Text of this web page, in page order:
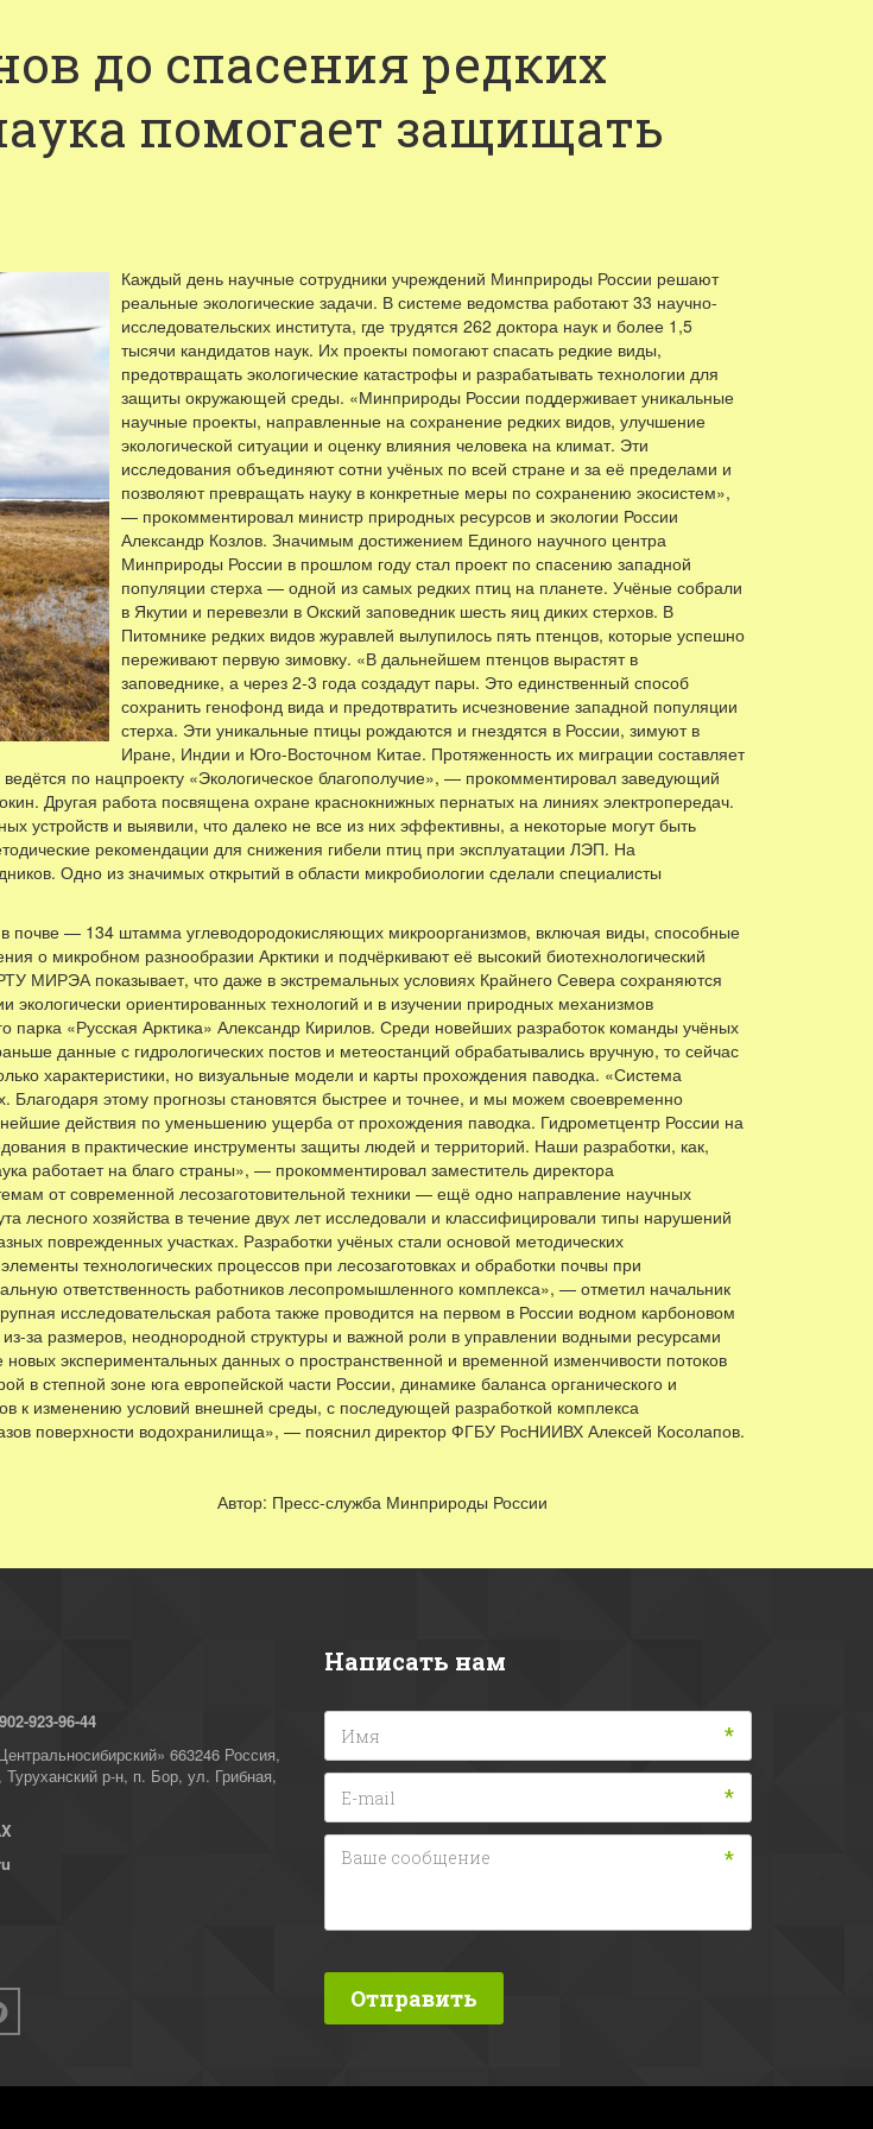
до спасения редких
помогает защищать
Каждый день научные сотрудники учреждений Минприроды России решают
реальные экологические задачи. В системе ведомства работают 33 научно-
исследовательских института, где трудятся 262 доктора наук и более 1,5
тысячи кандидатов наук. Их проекты помогают спасать редкие виды,
предотвращать экологические катастрофы и разрабатывать технологии для
защиты окружающей среды. «Минприроды России поддерживает уникальные
научные проекты, направленные на сохранение редких видов, улучшение
экологической ситуации и оценку влияния человека на климат. Эти
исследования объединяют сотни учёных по всей стране и за её пределами и
позволяют превращать науку в конкретные меры по сохранению экосистем»,
— прокомментировал министр природных ресурсов и экологии России
Александр Козлов. Значимым достижением Единого научного центра
Минприроды России в прошлом году стал проект по спасению западной
популяции стерха — одной из самых редких птиц на планете. Учёные собрали
в Якутии и перевезли в Окский заповедник шесть яиц диких стерхов. В
Питомнике редких видов журавлей вылупилось пять птенцов, которые успешно
переживают первую зимовку. «В дальнейшем птенцов вырастят в
заповеднике, а через 2-3 года создадут пары. Это единственный способ
сохранить генофонд вида и предотвратить исчезновение западной популяции
стерха. Эти уникальные птицы рождаются и гнездятся в России, зимуют в
Иране, Индии и Юго-Восточном Китае. Протяженность их миграции составляет
по нацпроекту «Экологическое благополучие», — прокомментировал заведующий
Другая работа посвящена охране краснокнижных пернатых на линиях электропередач.
устройств и выявили, что далеко не все из них эффективны, а некоторые могут быть
рекомендации для снижения гибели птиц при эксплуатации ЛЭП. На
Одно из значимых открытий в области микробиологии сделали специалисты
— 134 штамма углеводородокисляющих микроорганизмов, включая виды, способные
о микробном разнообразии Арктики и подчёркивают её высокий биотехнологический
МИРЭА показывает, что даже в экстремальных условиях Крайнего Севера сохраняются
ориентированных технологий и в изучении природных механизмов
«Русская Арктика» Александр Кирилов. Среди новейших разработок команды учёных
данные с гидрологических постов и метеостанций обрабатывались вручную, то сейчас
характеристики, но визуальные модели и карты прохождения паводка. «Система
Благодаря этому прогнозы становятся быстрее и точнее, и мы можем своевременно
действия по уменьшению ущерба от прохождения паводка. Гидрометцентр России на
в практические инструменты защиты людей и территорий. Наши разработки, как,
работает на благо страны», — прокомментировал заместитель директора
от современной лесозаготовительной техники — ещё одно направление научных
лесного хозяйства в течение двух лет исследовали и классифицировали типы нарушений
поврежденных участках. Разработки учёных стали основой методических
технологических процессов при лесозаготовках и обработки почвы при
ответственность работников лесопромышленного комплекса», — отметил начальник
исследовательская работа также проводится на первом в России водном карбоновом
за размеров, неоднородной структуры и важной роли в управлении водными ресурсами
экспериментальных данных о пространственной и временной изменчивости потоков
в степной зоне юга европейской части России, динамике баланса органического и
к изменению условий внешней среды, с последующей разработкой комплекса
поверхности водохранилища», — пояснил директор ФГБУ РосНИИВХ Алексей Косолапов.
России
923-96-44
663246 Россия,
Туруханский р-н, п. Бор, ул. Грибная,
Написать нам
*
*
*
Отправить